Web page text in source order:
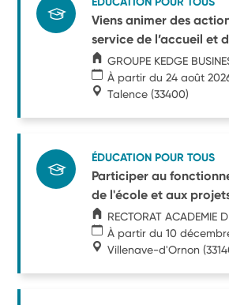
Viens animer des
service de l’accueil et
GROUPE KEDGE
À partir du 24 août
Talence (33400)
ÉDUCATION POUR TOUS
Participer au
de l'école et aux
RECTORAT ACADEMIE
À partir du 10
Villenave-d'Ornon